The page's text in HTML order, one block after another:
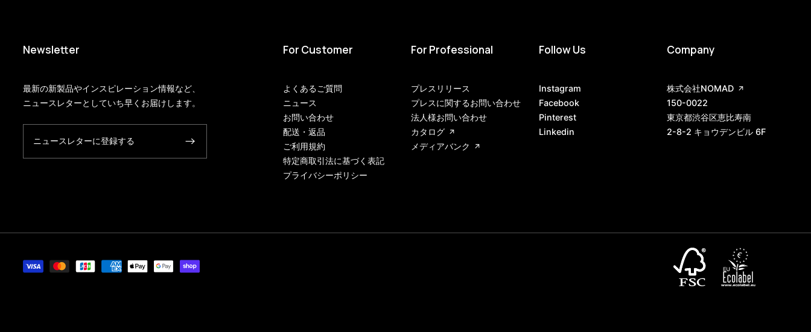
Newsletter
最新の新製品やインスピレーション情報など、
ニュースレターとしていち早くお届けします。
ニュースレターに登録する
For Customer
よくあるご質問
ニュース
お問い合わせ
配送・返品
ご利用規約
特定商取引法に基づく表記
プライバシーポリシー
For Professional
プレスリリース
プレスに関するお問い合わせ
法人様お問い合わせ
カタログ
メディアバンク
Follow Us
Instagram
Facebook
Pinterest
Linkedin
Company
株式会社NOMAD
150-0022
東京都渋谷区恵比寿南
2-8-2 キョウデンビル 6F